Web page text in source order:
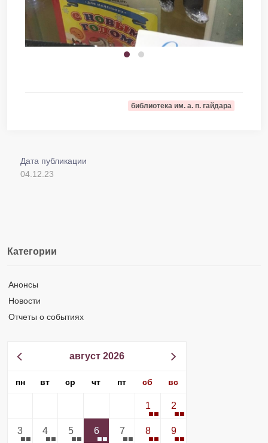
библиотека им. а. п. гайдара
Дата публикации
04.12.23
Категории
Анонсы
Новости
Отчеты о событиях
август 2026
пн вт ср чт пт сб вс
1 2
3 4 5 6 7 8 9